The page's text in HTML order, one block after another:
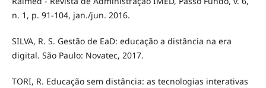
n. 1, p. 91-104, jan./jun. 2016.
SILVA, R. S. Gestão de EaD: educação a distância na era
digital. São Paulo: Novatec, 2017.
TORI, R. Educação sem distância: as tecnologias interativas